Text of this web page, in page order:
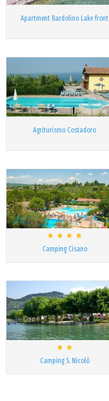
Apartment Bardolino Lake front
Agriturismo Costadoro
Camping Cisano
Camping S. Nicolò